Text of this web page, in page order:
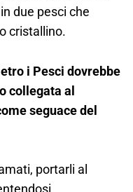
due pesci che
cristallino.
i Pesci dovrebbe
collegata al
seguace del
portarli al